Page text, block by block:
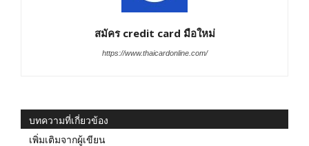
สมัคร credit card มือใหม่
https://www.thaicardonline.com/
บทความที่เกี่ยวข้อง
เพิ่มเติมจากผู้เขียน